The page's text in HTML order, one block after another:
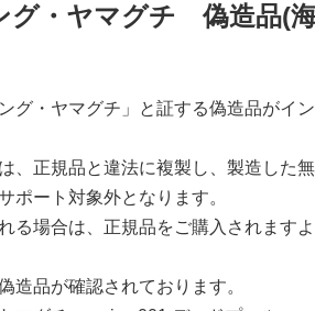
グ・ヤマグチ 偽造品(
グ・ヤマグチ」と証する偽造品がイ
、正規品と違法に複製し、製造した
ポート対象外となります。
る場合は、正規品をご購入されます
造品が確認されております。